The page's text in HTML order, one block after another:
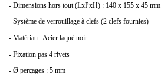
- Dimensions hors tout (LxPxH) : 140 x 155 x 45 mm
- Système de verrouillage à clefs (2 clefs fournies)
- Matériau : Acier laqué noir
- Fixation pas 4 rivets
- Ø perçages : 5 mm